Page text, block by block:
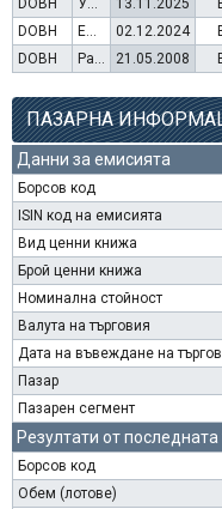
DOBH Увеличение на капитал (упражняване на варанти) 13.11.2025
DOBH
Емисия варанти 02.12.2024
DOBH
Раздаване на дивидент 21.05.2008
ПАЗАРНА
Данни за емисията
Борсов код
ISIN код на емисията
Вид ценни книжа
Брой ценни книжа
Номинална стойност
Валута на търговия
Дата на въвеждане на
Пазар
Пазарен сегмент
Резултати от
Борсов код
Обем (лотове)